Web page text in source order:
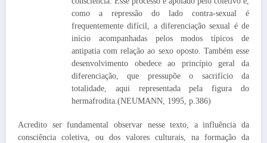
como a repressão do lado contra-sexual é
frequentemente difícil, a diferenciação sexual é de
início acompanhadas pelos modos típicos de
antipatia com relação ao sexo oposto. Também esse
desenvolvimento obedece ao princípio geral da
diferenciação, que pressupõe o sacrifício da
totalidade, aqui representada pela figura do
hermafrodita.(NEUMANN, 1995, p.386)
Acredito ser fundamental observar nesse texto, a influência da
consciência coletiva, ou dos valores culturais, na formação da